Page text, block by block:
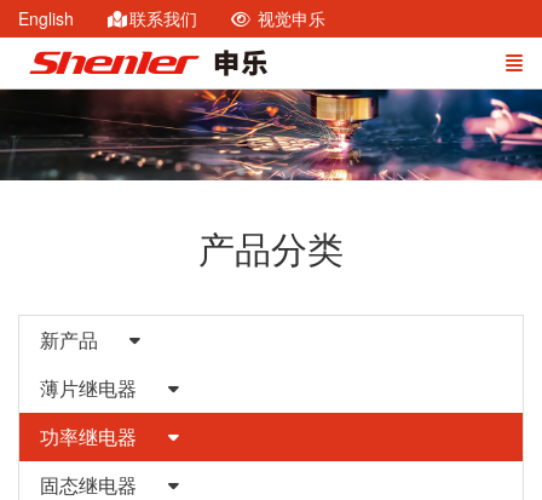
English 联系我们 视觉申乐
产品分类
新产品
薄片继电器
功率继电器
固态继电器